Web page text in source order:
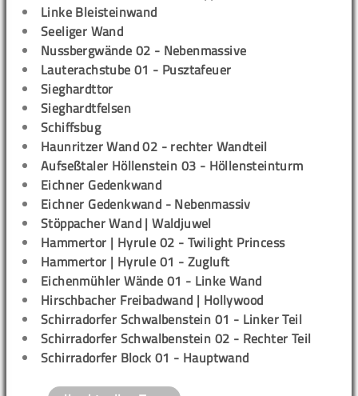
Linke Bleisteinwand
Seeliger Wand
Nussbergwände 02 - Nebenmassive
Lauterachstube 01 - Pusztafeuer
Sieghardttor
Sieghardtfelsen
Schiffsbug
Haunritzer Wand 02 - rechter Wandteil
Aufseßtaler Höllenstein 03 - Höllensteinturm
Eichner Gedenkwand
Eichner Gedenkwand - Nebenmassiv
Stöppacher Wand | Waldjuwel
Hammertor | Hyrule 02 - Twilight Princess
Hammertor | Hyrule 01 - Zugluft
Eichenmühler Wände 01 - Linke Wand
Hirschbacher Freibadwand | Hollywood
Schirradorfer Schwalbenstein 01 - Linker Teil
Schirradorfer Schwalbenstein 02 - Rechter Teil
Schirradorfer Block 01 - Hauptwand